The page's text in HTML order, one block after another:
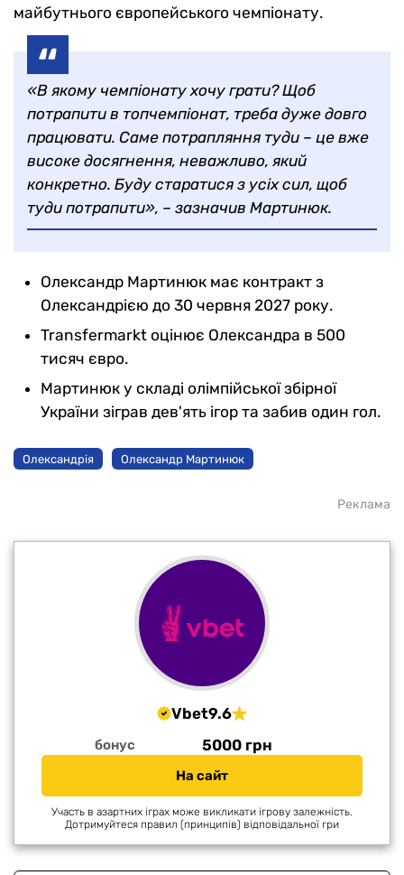
майбутнього європейського чемпіонату.
«В якому чемпіонату хочу грати? Щоб
потрапити в топчемпіонат, треба дуже довго
працювати. Саме потрапляння туди – це вже
високе досягнення, неважливо, який
конкретно. Буду старатися з усіх сил, щоб
туди потрапити», – зазначив Мартинюк.
Олександр Мартинюк має контракт з
Олександрією до 30 червня 2027 року.
Transfermarkt оцінює Олександра в 500
тисяч євро.
Мартинюк у складі олімпійської збірної
України зіграв дев'ять ігор та забив один гол.
Олександрія Олександр Мартинюк
Реклама
Vbet9.6
бонус 5000 грн
На сайт
Участь в азартних іграх може викликати ігрову залежність.
Дотримуйтеся правил (принципів) відповідальної гри